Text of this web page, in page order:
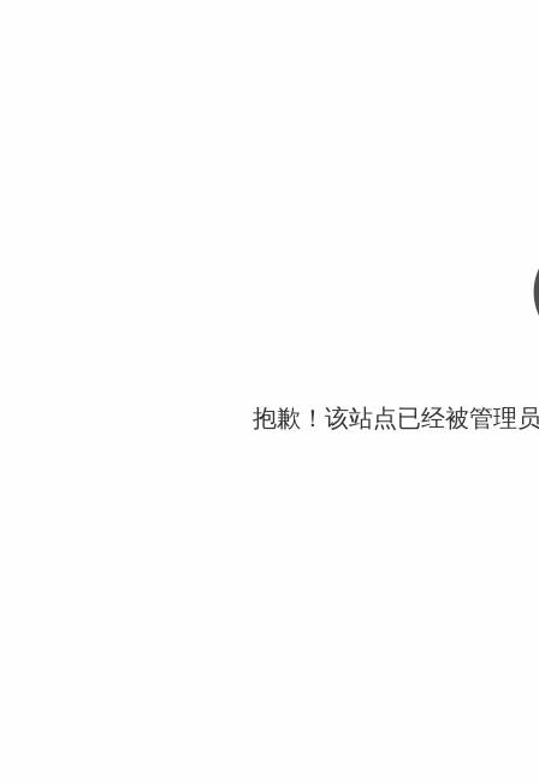
抱歉！该站点已经被管理